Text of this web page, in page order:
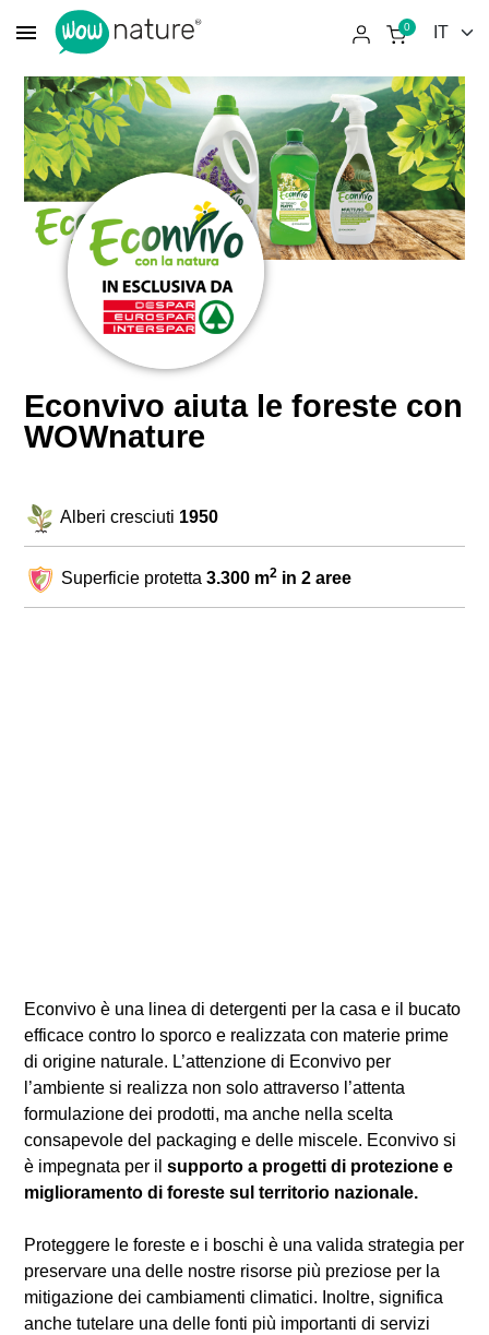
menu 0
Econvivo aiuta le foreste con
WOWnature
Alberi cresciuti 1950
Superficie protetta 3.300 m2 in 2 aree
Econvivo è una linea di detergenti per la casa e il bucato
efficace contro lo sporco e realizzata con materie prime
di origine naturale. L’attenzione di Econvivo per
l’ambiente si realizza non solo attraverso l’attenta
formulazione dei prodotti, ma anche nella scelta
consapevole del packaging e delle miscele. Econvivo si
è impegnata per il supporto a progetti di protezione e
miglioramento di foreste sul territorio nazionale.
Proteggere le foreste e i boschi è una valida strategia per
preservare una delle nostre risorse più preziose per la
mitigazione dei cambiamenti climatici. Inoltre, significa
anche tutelare una delle fonti più importanti di servizi